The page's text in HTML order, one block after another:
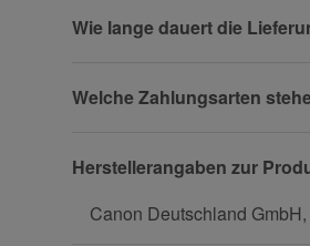
Telefon
Wie lange dauert die
Welche Zahlungsarten
Herstellerangaben zur
Canon Deutschland